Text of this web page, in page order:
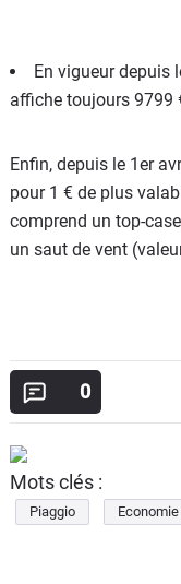
En vigueur depuis
affiche toujours 9799
Enfin, depuis le 1er
pour 1 € de plus
comprend un top-
un saut de vent
0
Mots clés :
Piaggio Economie